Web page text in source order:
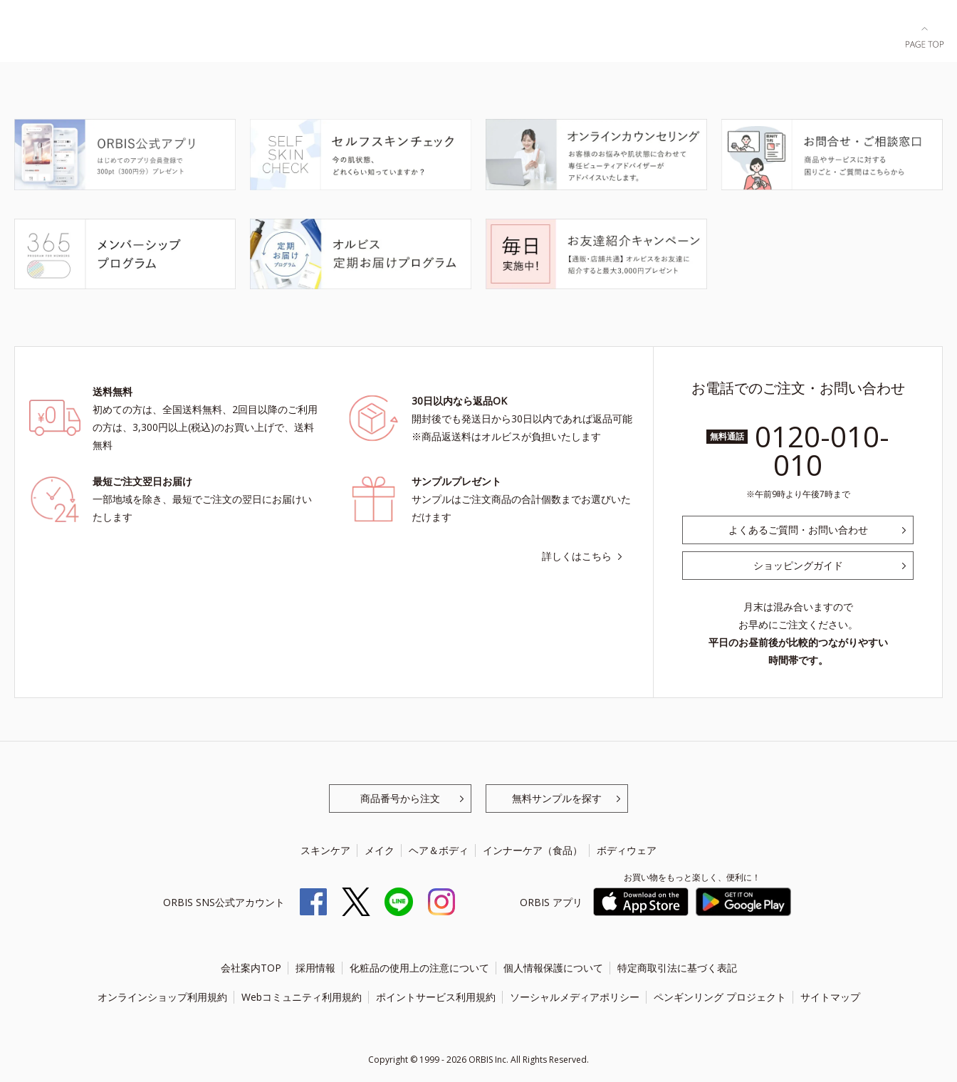
送料無料
初めての方は、全国送料無料、2回目以降のご利用
の方は、3,300円以上(税込)のお買い上げで、送料
無料
30日以内なら返品OK
開封後でも発送日から30日以内であれば返品可能
※商品返送料はオルビスが負担いたします
最短ご注文翌日お届け
一部地域を除き、最短でご注文の翌日にお届けい
たします
サンプルプレゼント
サンプルはご注文商品の合計個数までお選びいた
だけます
詳しくはこちら
お電話でのご注文・お問い合わせ
無料通話 0120-010-
010
午前9時より午後7時まで
よくあるご質問・お問い合わせ
ショッピングガイド
月末は混み合いますので
お早めにご注文ください。
平日のお昼前後が比較的つながりやすい
時間帯です。
商品番号から注文 無料サンプルを探す
スキンケア メイク ヘア＆ボディ インナーケア（食品） ボディウェア
ORBIS SNS公式アカウント ORBIS アプリ
お買い物をもっと楽しく、便利に！
会社案内TOP 採用情報 化粧品の使用上の注意について 個人情報保護について 特定商取引法に基づく表記
オンラインショップ利用規約 Webコミュニティ利用規約 ポイントサービス利用規約 ソーシャルメディアポリシー ペンギンリング プロジェクト サイトマップ
Copyright © 1999 - 2026 ORBIS Inc. All Rights Reserved.